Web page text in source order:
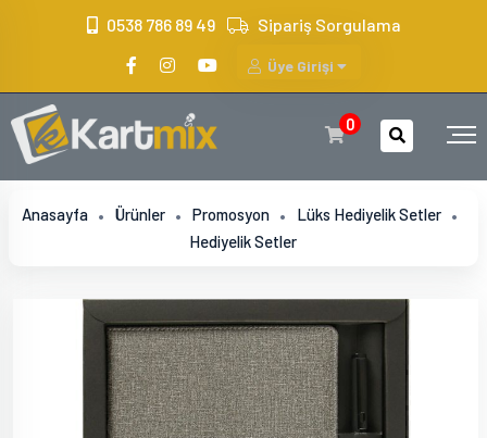
0538 786 89 49 Sipariş Sorgulama
Üye Girişi
0
Anasayfa Ürünler Promosyon
Lüks Hediyelik Setler
Hediyelik Setler